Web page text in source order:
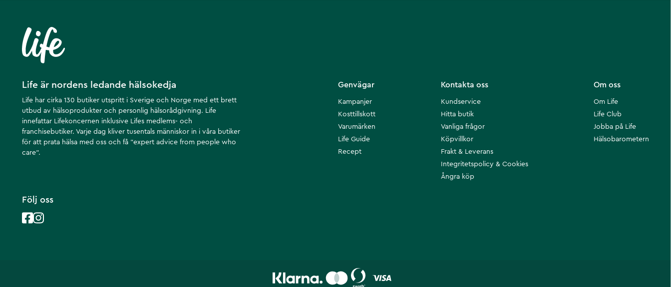
Life är nordens ledande hälsokedja
Life har cirka 130 butiker utspritt i Sverige och Norge med ett brett
utbud av hälsoprodukter och personlig hälsorådgivning. Life
innefattar Lifekoncernen inklusive Lifes medlems- och
franchisebutiker. Varje dag kliver tusentals människor in i våra butiker
för att prata hälsa med oss och få ”expert advice from people who
care”.
Om oss
Om Life
Life Club
Jobba på Life
Hälsobarometern
Kontakta oss
Kundservice
Hitta butik
Vanliga frågor
Köpvillkor
Frakt & Leverans
Integritetspolicy & Cookies
Ångra köp
Genvägar
Kampanjer
Kosttillskott
Varumärken
Life Guide
Recept
Följ oss